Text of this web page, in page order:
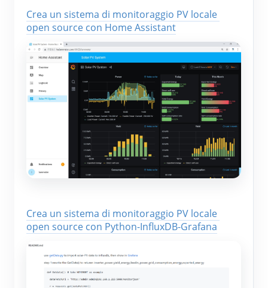
Crea un sistema di monitoraggio PV locale
open source con Home Assistant
Crea un sistema di monitoraggio PV locale
open source con Python-InfluxDB-Grafana